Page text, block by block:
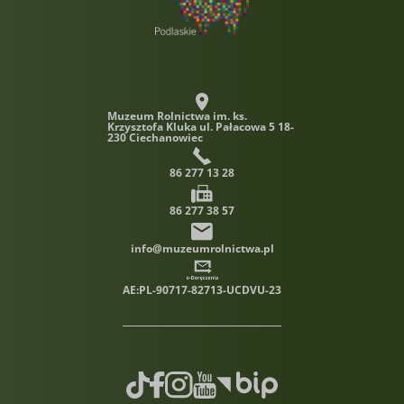
Muzeum Rolnictwa im. ks.
Krzysztofa Kluka ul. Pałacowa 5 18-
230 Ciechanowiec
86 277 13 28
86 277 38 57
info@muzeumrolnictwa.pl
AE:PL-90717-82713-UCDVU-23
TikTokFacebook
Instagram
Youtube
Biuletyn informacji